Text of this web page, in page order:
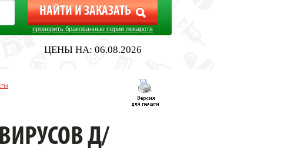
проверить бракованные серии лекарств
ЦЕНЫ НА: 06.08.2026
ВИРУСОВ Д/